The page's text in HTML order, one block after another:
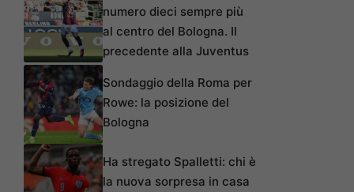
numero dieci sempre più
al centro del Bologna. Il
precedente alla Juventus
Sondaggio della Roma per
Rowe: la posizione del
Bologna
Ha stregato Spalletti: chi è
la nuova sorpresa in casa